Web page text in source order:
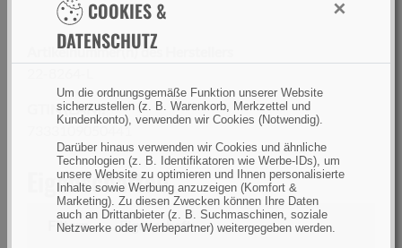
COOKIES &
DATENSCHUTZ
×
Um die ordnungsgemäße Funktion unserer Website
sicherzustellen (z. B. Warenkorb, Merkzettel und
Kundenkonto), verwenden wir Cookies (Notwendig).
Darüber hinaus verwenden wir Cookies und ähnliche
Technologien (z. B. Identifikatoren wie Werbe-IDs), um
unsere Website zu optimieren und Ihnen personalisierte
Inhalte sowie Werbung anzuzeigen (Komfort &
Marketing). Zu diesen Zwecken können Ihre Daten
auch an Drittanbieter (z. B. Suchmaschinen, soziale
Netzwerke oder Werbepartner) weitergegeben werden.
Artikelnummer(n) des Herstellers
GTIN (EAN):
7333109050441
Eigenschaften
Filtern Eigenschaft